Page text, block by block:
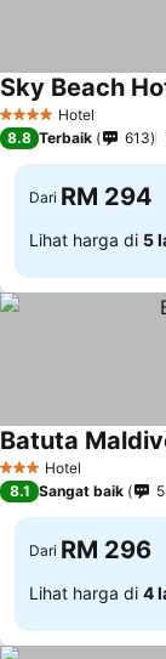
4 BintangHotel
Sky Beach
8.8 Terbaik 613
Dari RM 294
Lihat harga di 5
3 BintangHotel
Batuta
8.1 Sangat baik
Dari RM 296
Lihat harga di 4